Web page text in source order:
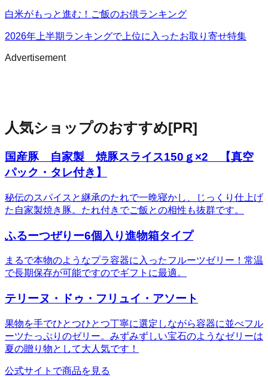
白米がもっと進む！ご飯のお供ランキング
2026年上半期ランキングで上位に入ったお取り寄せ特集
Advertisement
人気ショップのおすすめ[PR]
国産豚 自家製 焼豚スライス150ｇ×2 【真空
パック・タレ付き】
秘伝のスパイスと継承のたれで一晩寝かし、じっくり仕上げ
た自家製焼き豚。たれ付きでご飯との相性も抜群です。
ふるーつぜりー6個入り進物箱タイプ
まるで本物のようなプラ容器に入ったフルーツゼリー！常温
で長期保存が可能ですのでギフトに最適。
テリーヌ・ドゥ・フリュイ・アソート
果物を手でひとつひとつ丁寧に選定しながら容器に並べフル
ーツたっぷりのゼリー。みずみずしい宝石のようなゼリーは
夏の贈り物として大人気です！
公式サイトで商品を見る